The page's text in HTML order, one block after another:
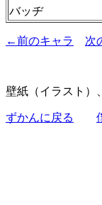
バッヂ
←前のキャラ 次
壁紙（イラスト）
ずかんに戻る